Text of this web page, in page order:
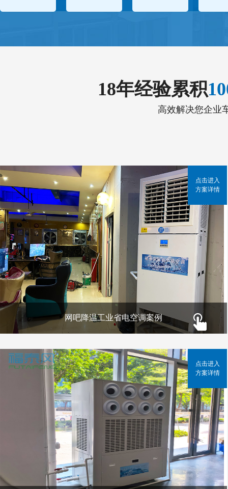
18年经验累积
高效解决您企业
网吧降温工业省电空调案例
点击进入
方案详情
点击进入
方案详情